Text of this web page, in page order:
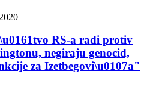
RS-a radi protiv
negiraju genocid,
za Izetbegovi\u0107a"